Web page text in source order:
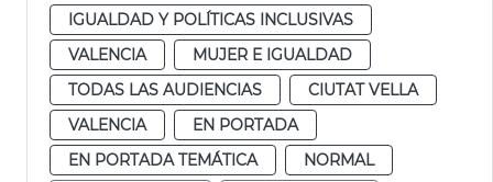
IGUALDAD Y POLÍTICAS INCLUSIVAS
VALENCIA
MUJER E IGUALDAD
TODAS LAS AUDIENCIAS
CIUTAT VELLA
VALENCIA
EN PORTADA
EN PORTADA TEMÁTICA
NORMAL